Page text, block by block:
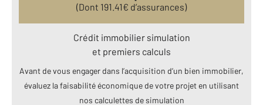
(Dont 191.41€ d’assurances)
Crédit immobilier simulation
et premiers calculs
Avant de vous engager dans l’acquisition d’un bien immobilier,
évaluez la faisabilité économique de votre projet en utilisant
nos calculettes de simulation